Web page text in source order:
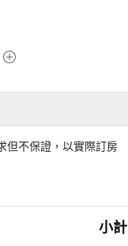
但不保證，以實際訂房
小計